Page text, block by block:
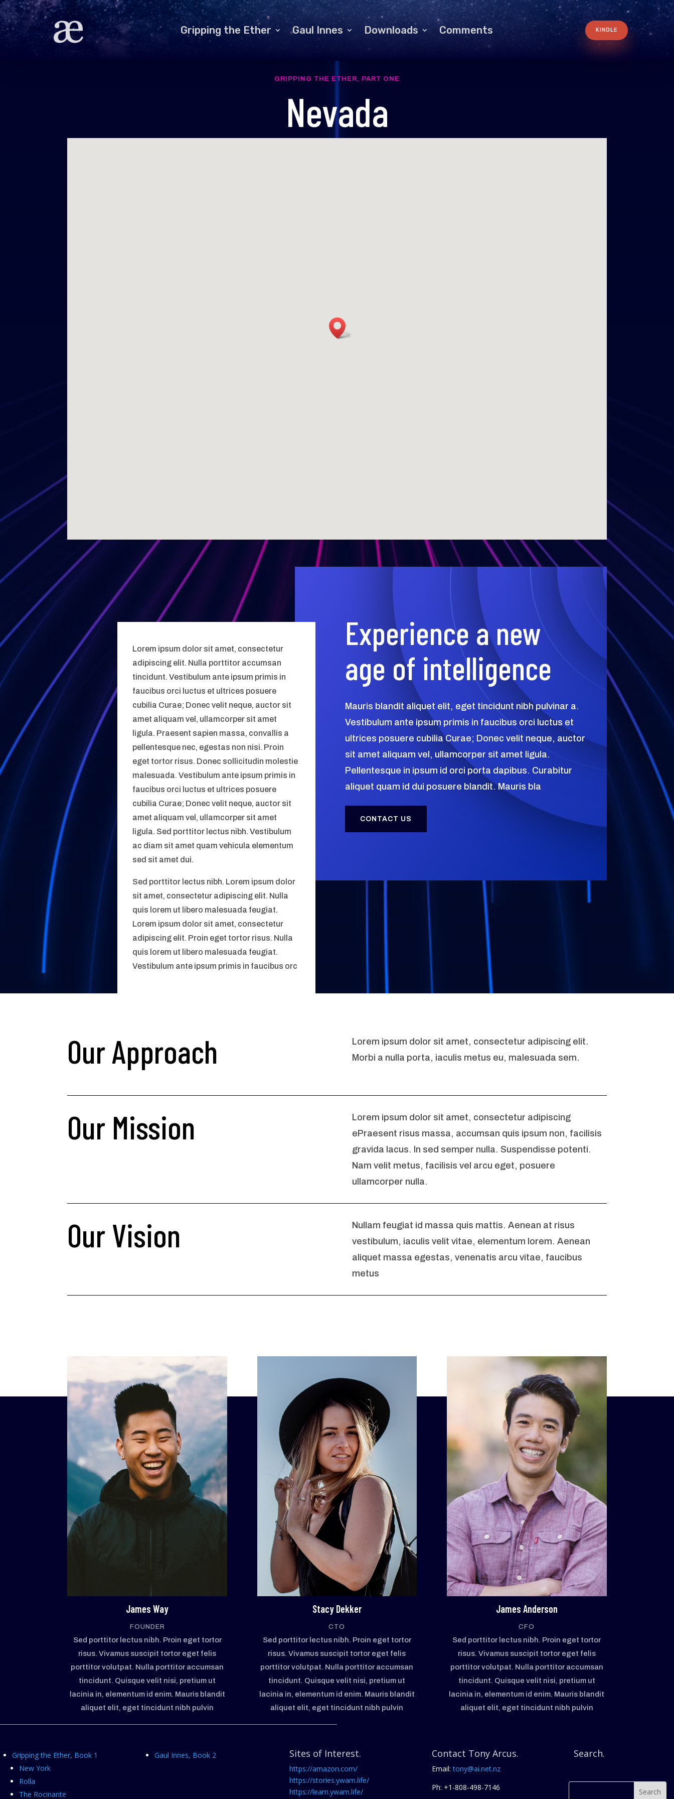
Gripping the Ether Gaul Innes Downloads Comments KINDLE
GRIPPING THE ETHER, PART ONE
Nevada
Lorem ipsum dolor sit amet, consectetur
adipiscing elit. Nulla porttitor accumsan
tincidunt. Vestibulum ante ipsum primis in
faucibus orci luctus et ultrices posuere
cubilia Curae; Donec velit neque, auctor sit
amet aliquam vel, ullamcorper sit amet
ligula. Praesent sapien massa, convallis a
pellentesque nec, egestas non nisi. Proin
eget tortor risus. Donec sollicitudin molestie
malesuada. Vestibulum ante ipsum primis in
faucibus orci luctus et ultrices posuere
cubilia Curae; Donec velit neque, auctor sit
amet aliquam vel, ullamcorper sit amet
ligula. Sed porttitor lectus nibh. Vestibulum
ac diam sit amet quam vehicula elementum
sed sit amet dui.
Sed porttitor lectus nibh. Lorem ipsum dolor
sit amet, consectetur adipiscing elit. Nulla
quis lorem ut libero malesuada feugiat.
Lorem ipsum dolor sit amet, consectetur
adipiscing elit. Proin eget tortor risus. Nulla
quis lorem ut libero malesuada feugiat.
Vestibulum ante ipsum primis in faucibus orc
Experience a new
age of intelligence
Mauris blandit aliquet elit, eget tincidunt nibh pulvinar a.
Vestibulum ante ipsum primis in faucibus orci luctus et
ultrices posuere cubilia Curae; Donec velit neque, auctor
sit amet aliquam vel, ullamcorper sit amet ligula.
Pellentesque in ipsum id orci porta dapibus. Curabitur
aliquet quam id dui posuere blandit. Mauris bla
CONTACT US
Our Approach
Lorem ipsum dolor sit amet, consectetur adipiscing elit.
Morbi a nulla porta, iaculis metus eu, malesuada sem.
Our Mission
Lorem ipsum dolor sit amet, consectetur adipiscing
ePraesent risus massa, accumsan quis ipsum non, facilisis
gravida lacus. In sed semper nulla. Suspendisse potenti.
Nam velit metus, facilisis vel arcu eget, posuere
ullamcorper nulla.
Our Vision
Nullam feugiat id massa quis mattis. Aenean at risus
vestibulum, iaculis velit vitae, elementum lorem. Aenean
aliquet massa egestas, venenatis arcu vitae, faucibus
metus
James Way
FOUNDER
Sed porttitor lectus nibh. Proin eget tortor
risus. Vivamus suscipit tortor eget felis
porttitor volutpat. Nulla porttitor accumsan
tincidunt. Quisque velit nisi, pretium ut
lacinia in, elementum id enim. Mauris blandit
aliquet elit, eget tincidunt nibh pulvin
Stacy Dekker
CTO
Sed porttitor lectus nibh. Proin eget tortor
risus. Vivamus suscipit tortor eget felis
porttitor volutpat. Nulla porttitor accumsan
tincidunt. Quisque velit nisi, pretium ut
lacinia in, elementum id enim. Mauris blandit
aliquet elit, eget tincidunt nibh pulvin
James Anderson
CFO
Sed porttitor lectus nibh. Proin eget tortor
risus. Vivamus suscipit tortor eget felis
porttitor volutpat. Nulla porttitor accumsan
tincidunt. Quisque velit nisi, pretium ut
lacinia in, elementum id enim. Mauris blandit
aliquet elit, eget tincidunt nibh pulvin
Gripping the Ether, Book 1
New York
Rolla
The Rocinante
Gaul Innes, Book 2 Sites of Interest.
https://amazon.com/
https://stories.ywam.life/
https://learn.ywam.life/
Contact Tony Arcus.
Email:tony@ai.net.nz
Ph: +1-808-498-7146
Search.